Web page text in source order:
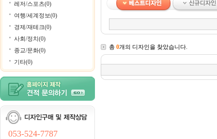
레저/스포츠(0)
여행/세계정보(0)
경제/재테크(0)
사회/정치(0)
종교/문화(0)
기타(0)
053-524-7787
총 0개의 디자인을 찾았습니다.